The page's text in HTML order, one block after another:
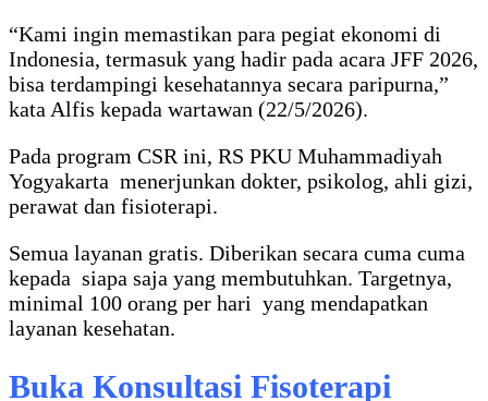
“Kami ingin memastikan para pegiat ekonomi di
Indonesia, termasuk yang hadir pada acara JFF 2026,
bisa terdampingi kesehatannya secara paripurna,”
kata Alfis kepada wartawan (22/5/2026).
Pada program CSR ini, RS PKU Muhammadiyah
Yogyakarta menerjunkan dokter, psikolog, ahli gizi,
perawat dan fisioterapi.
Semua layanan gratis. Diberikan secara cuma cuma
kepada siapa saja yang membutuhkan. Targetnya,
minimal 100 orang per hari yang mendapatkan
layanan kesehatan.
Buka Konsultasi Fisoterapi